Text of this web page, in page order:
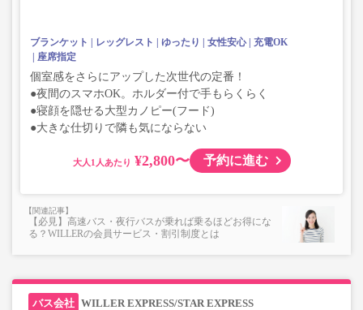
ブランケット レッグレスト ゆったり 女性安心
充電OK
座席指定
個室感をさらにアップした次世代の定番！
●夜間のスマホOK。ホルダー付で手もらくらく
●寝顔を隠せる大型カノピー(フード)
●大きな仕切りで隣も気にならない
大人 ¥2,800〜 予約に進む
【必見】高速バス・夜行バスが乗れば乗るほどお得にな
る？WILLERの会員サービス・割引制度とは
WILLER EXPRESS/STAR EXPRESS